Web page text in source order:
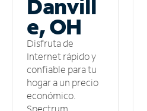
Danvill
e, OH
Disfruta de
Internet rápido y
confiable para tu
hogar a un precio
económico.